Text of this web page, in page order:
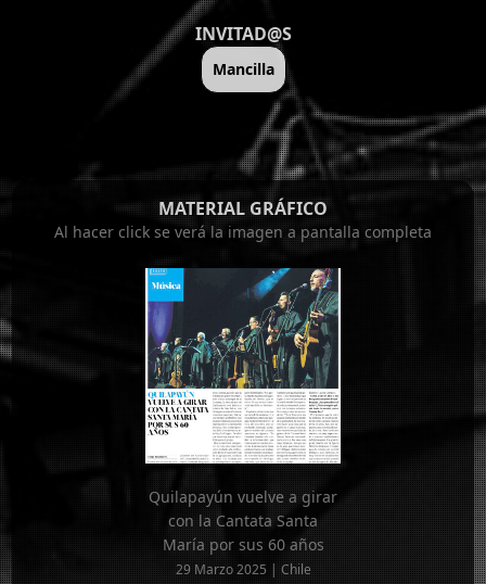
INVITAD@S
Mancilla
MATERIAL GRÁFICO
Al hacer click se verá la imagen a pantalla completa
Quilapayún vuelve a girar
con la Cantata Santa
María por sus 60 años
29 Marzo 2025 | Chile